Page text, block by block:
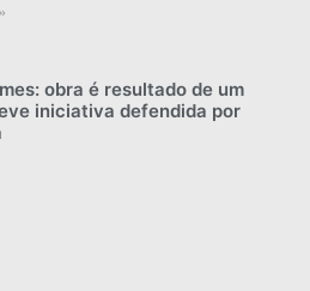
obra é resultado de um
iniciativa defendida por